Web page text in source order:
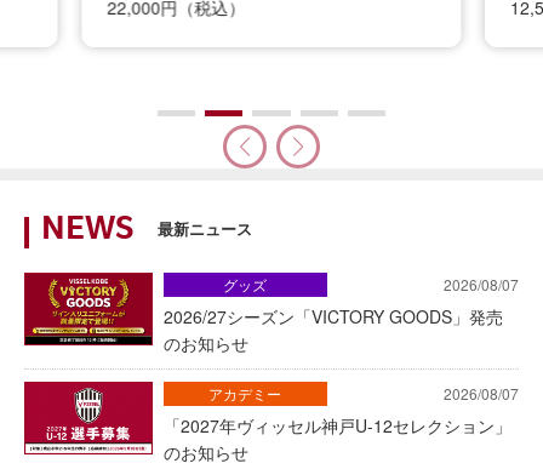
22,000円（税込）
NEWS 最新ニュース
2026/08/07
2026/27シーズン「VICTORY GOODS」発売
のお知らせ
グッズ
2026/08/07
「2027年ヴィッセル神戸U-12セレクション」
のお知らせ
アカデミー